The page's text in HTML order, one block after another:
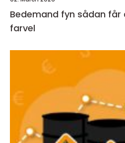
Bedemand fyn sådan får du ro til det sidste
farvel